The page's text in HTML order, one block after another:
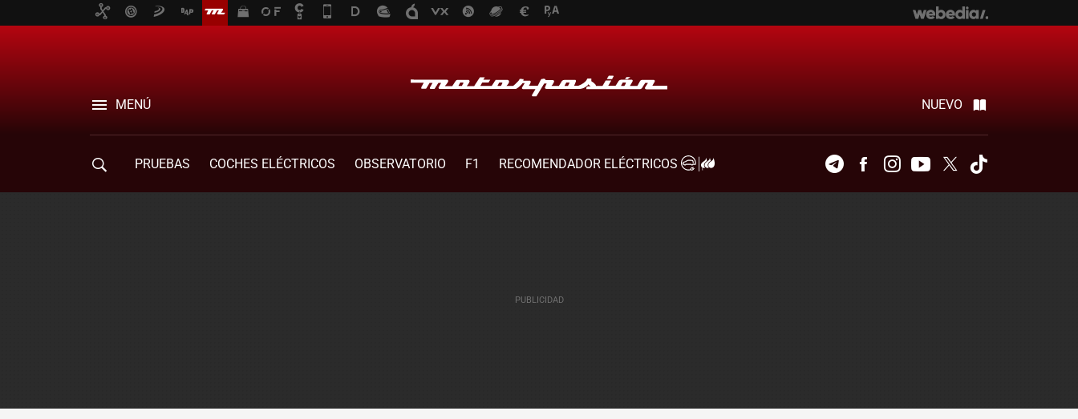
MENÚ NUEVO
PRUEBAS COCHES ELÉCTRICOS OBSERVATORIO F1
RECOMENDADOR ELÉCTRICOS
TelegramFacebookInstagramYoutubeTwitter